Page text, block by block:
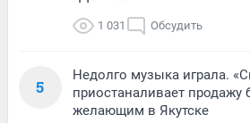
1 031 Обсудить
5
Недолго музыка играла.
приостаналивает продажу
желающим в Якутске